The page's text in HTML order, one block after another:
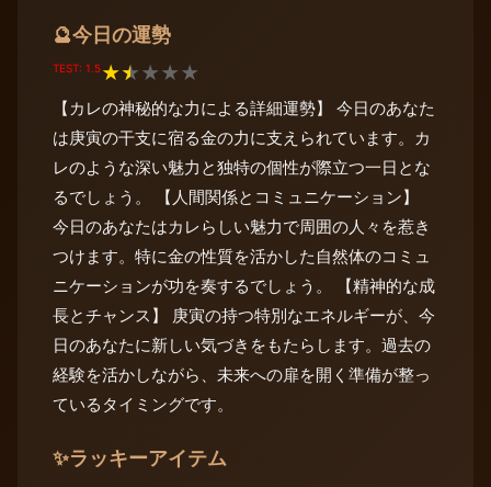
🔮今日の運勢
TEST: 1.5★★★★★
【カレの神秘的な力による詳細運勢】 今日のあなた
は庚寅の干支に宿る金の力に支えられています。カ
レのような深い魅力と独特の個性が際立つ一日とな
るでしょう。 【人間関係とコミュニケーション】
今日のあなたはカレらしい魅力で周囲の人々を惹き
つけます。特に金の性質を活かした自然体のコミュ
ニケーションが功を奏するでしょう。 【精神的な成
長とチャンス】 庚寅の持つ特別なエネルギーが、今
日のあなたに新しい気づきをもたらします。過去の
経験を活かしながら、未来への扉を開く準備が整っ
ているタイミングです。
✨ラッキーアイテム